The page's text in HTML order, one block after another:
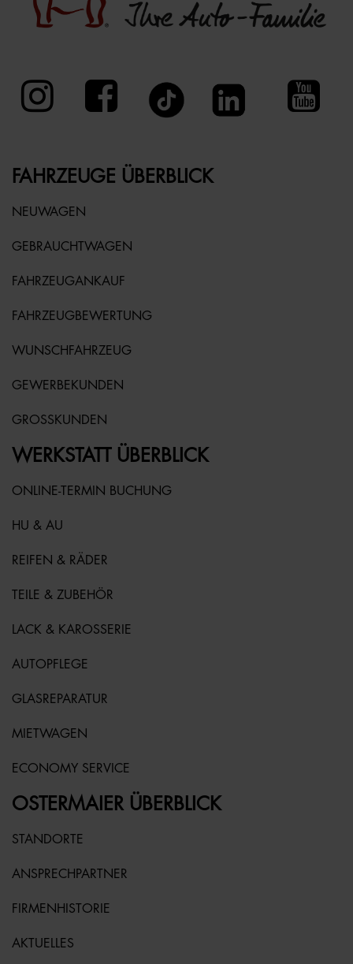
FAHRZEUGE ÜBERBLICK
NEUWAGEN
GEBRAUCHTWAGEN
FAHRZEUGANKAUF
FAHRZEUGBEWERTUNG
WUNSCHFAHRZEUG
GEWERBEKUNDEN
GROSSKUNDEN
WERKSTATT ÜBERBLICK
ONLINE-TERMIN BUCHUNG
HU & AU
REIFEN & RÄDER
TEILE & ZUBEHÖR
LACK & KAROSSERIE
AUTOPFLEGE
GLASREPARATUR
MIETWAGEN
ECONOMY SERVICE
OSTERMAIER ÜBERBLICK
STANDORTE
ANSPRECHPARTNER
FIRMENHISTORIE
AKTUELLES